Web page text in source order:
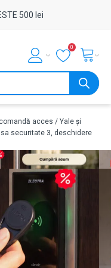
500 lei
0
acces / Yale și
securitate 3, deschidere